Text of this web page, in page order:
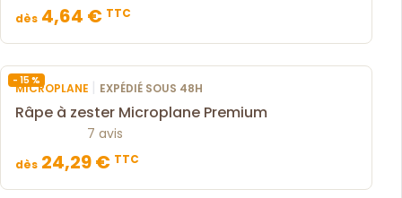
dès 4,64 € TTC
- 15 %
MICROPLANE | EXPÉDIÉ SOUS 48H
Râpe à zester Microplane Premium
7 avis
dès 24,29 € TTC